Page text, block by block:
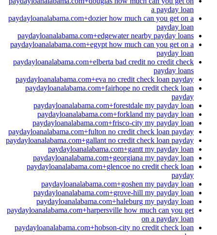
a payday loan
paydayloanalabama.com+dozier how much can you get on a
payday loan
paydayloanalabama.com+edgewater nearby payday loans
paydayloanalabama.com+egypt how much can you get on a
payday loan
paydayloanalabama.com+elberta bad credit no credit check
payday loans
paydayloanalabama.com+eva no credit check loan payday
paydayloanalabama.com+fairhope no credit check loan
payday
paydayloanalabama.com+forestdale my payday loan
paydayloanalabama.com+forkland my payday loan
paydayloanalabama.com+frisco-city my payday loan
paydayloanalabama.com+fulton no credit check loan payday
paydayloanalabama.com+gallant no credit check loan payday
paydayloanalabama.com+gantt my payday loan
paydayloanalabama.com+georgiana my payday loan
paydayloanalabama.com+glencoe no credit check loan
payday
paydayloanalabama.com+goshen my payday loan
paydayloanalabama.com+grove-hill my payday loan
paydayloanalabama.com+haleburg my payday loan
paydayloanalabama.com+harpersville how much can you get
on a payday loan
paydayloanalabama.com+hobson-city no credit check loan